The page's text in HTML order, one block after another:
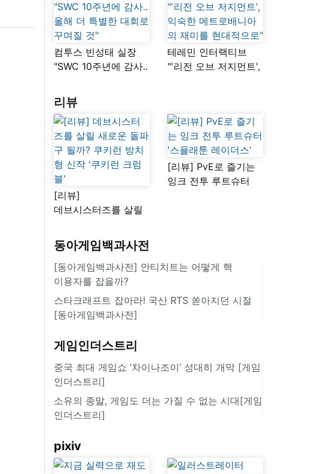
컴투스 빈성태 실장
"SWC 10주년에 감사..
꾸며질 것"
테레민 인터랙티브
"'리전 오브 저지먼트',
리뷰
[리뷰]
데브시스터즈를 살릴
쿠키런 방치형 신작
'쿠키런 크럼블'
[리뷰] PvE로 즐기는
잉크 전투 루트슈터
동아게임백과사전
[동아게임백과사전] 안티치트는 어떻게 핵
이용자를 잡을까?
스타크래프트 잡아라! 국산 RTS 쏟아지던 시절
[동아게임백과사전]
게임인더스트리
중국 최대 게임쇼 ‘차이나조이’ 성대히 개막 [게임
인더스트리]
소유의 종말, 게임도 더는 가질 수 없는 시대[게임
인더스트리]
pixiv